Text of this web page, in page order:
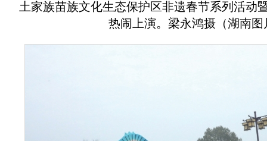
土家族苗族文化生态保护区非遗春节系列活动
热闹上演。梁永鸿摄（湖南图